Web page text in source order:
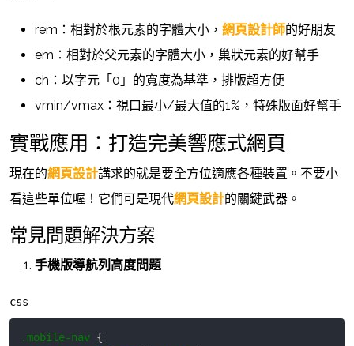
rem：相對於根元素的字體大小， 網頁設計師的好朋友
em：相對於父元素的字體大小，巢狀元素的好幫手
ch：以字元「0」的寬度為基準，排版超方便
vmin/vmax：視口最小/最大值的1%，特殊版面好幫手
實戰應用：打造完美響應式網頁
現在的網頁設計講求的就是要全方位適應各種裝置。不要小
看這些單位喔！它們可是現代網頁設計的關鍵武器。
常見問題解決方案
手機版導航列高度問題
css
.mobile-nav {